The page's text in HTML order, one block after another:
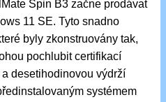
Spin B3 začne prodávat
11 SE. Tyto snadno
byly zkonstruovány tak,
pochlubit certifikací
desetihodinovou výdrží
systémem